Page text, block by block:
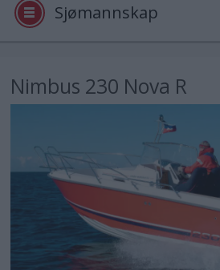
Sjømannskap
Video
Logg inn
Nimbus 230 Nova R